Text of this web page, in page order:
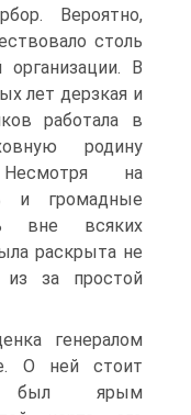
Вероятно,
столь
В
лет дерзкая и
работала в
родину
на
и громадные
вне всяких
раскрыта не
за простой
генералом
О ней стоит
был ярым